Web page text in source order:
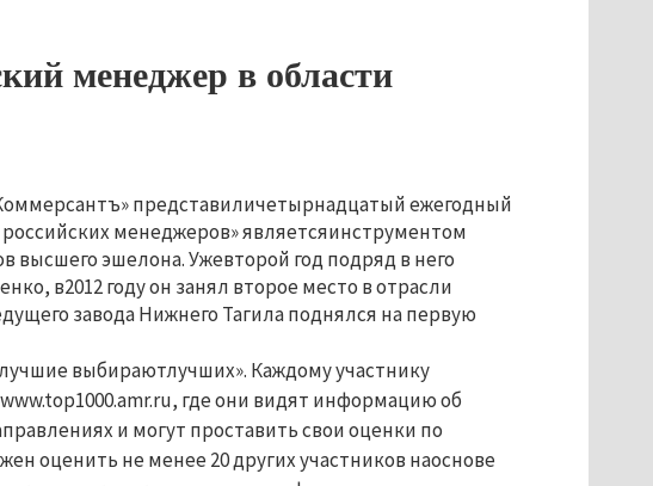
менеджер в области
представиличетырнадцатый ежегодный
менеджеров» являетсяинструментом
эшелона. Ужевторой год подряд в него
в2012 году он занял второе место в отрасли
завода Нижнего Тагила поднялся на первую
выбираютлучших». Каждому участнику
где они видят информацию об
и могут проставить свои оценки по
оценить не менее 20 других участников наоснове